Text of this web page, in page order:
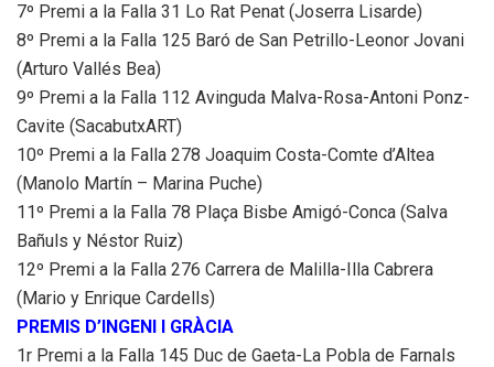
7º Premi a la Falla 31 Lo Rat Penat (Joserra Lisarde)
8º Premi a la Falla 125 Baró de San Petrillo-Leonor Jovani
(Arturo Vallés Bea)
9º Premi a la Falla 112 Avinguda Malva-Rosa-Antoni Ponz-
Cavite (SacabutxART)
10º Premi a la Falla 278 Joaquim Costa-Comte d’Altea
(Manolo Martín – Marina Puche)
11º Premi a la Falla 78 Plaça Bisbe Amigó-Conca (Salva
Bañuls y Néstor Ruiz)
12º Premi a la Falla 276 Carrera de Malilla-Illa Cabrera
(Mario y Enrique Cardells)
PREMIS D’INGENI I GRÀCIA
1r Premi a la Falla 145 Duc de Gaeta-La Pobla de Farnals